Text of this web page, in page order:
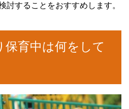
討することをおすすめします。
保育中は何をして